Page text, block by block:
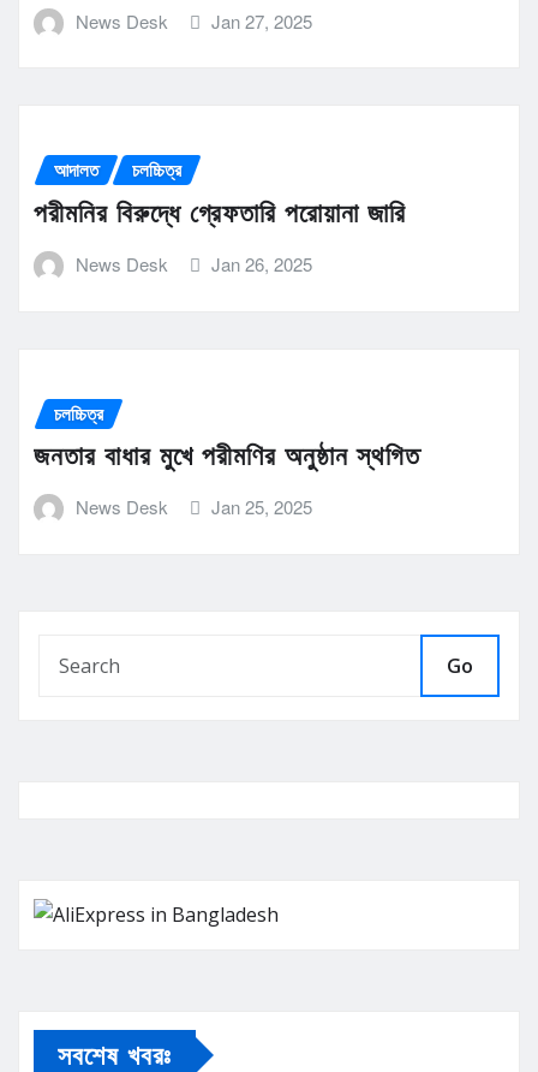
News Desk Jan 27, 2025
আদালত চলচ্চিত্র
পরীমনির বিরুদ্ধে গ্রেফতারি পরোয়ানা জারি
News Desk Jan 26, 2025
চলচ্চিত্র
জনতার বাধার মুখে পরীমণির অনুষ্ঠান স্থগিত
News Desk Jan 25, 2025
Go
সবশেষ খবরঃ